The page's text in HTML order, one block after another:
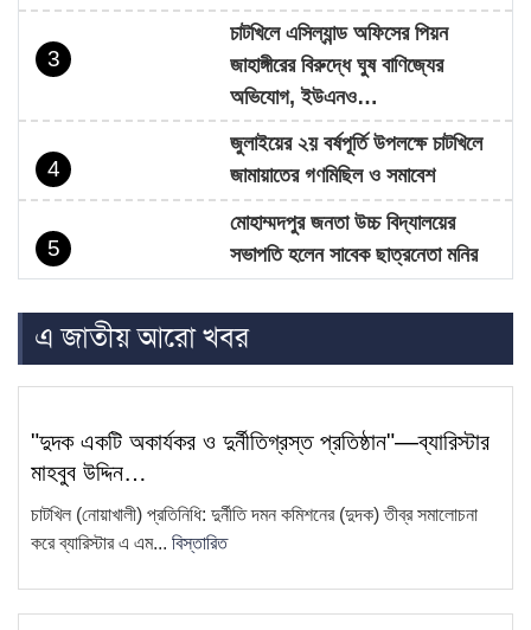
3
চাটখিলে এসিল্যান্ড অফিসের পিয়ন
জাহাঙ্গীরের বিরুদ্ধে ঘুষ বাণিজ্যের
অভিযোগ, ইউএনও…
4
জুলাইয়ের ২য় বর্ষপূর্তি উপলক্ষে চাটখিলে
জামায়াতের গণমিছিল ও সমাবেশ
5
মোহাম্মদপুর জনতা উচ্চ বিদ্যালয়ের
সভাপতি হলেন সাবেক ছাত্রনেতা মনির
হোসেন…
চাটখিলে নিষিদ্ধ ঘোষিত ছাত্রলীগের
মিছিল, ভিডিও ভাইরাল
7
অপপ্রচারের প্রতিবাদে চাটখিলে
8
ফেসবুকে ফেইক আইডি দিয়ে আনিছ
এ জাতীয় আরো খবর
"দুদক একটি অকার্যকর ও দুর্নীতিগ্রস্ত প্রতিষ্ঠান"—ব্যারিস্টার
মাহবুব উদ্দিন…
চাটখিল (নোয়াখালী) প্রতিনিধি: দুর্নীতি দমন কমিশনের (দুদক) তীব্র সমালোচনা
করে ব্যারিস্টার এ এম... বিস্তারিত